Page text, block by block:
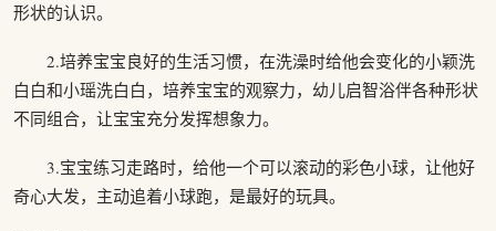
形状的认识。
2.培养宝宝良好的生活习惯，在洗澡时给他会变化的小颖洗
白白和小瑶洗白白，培养宝宝的观察力，幼儿启智浴伴各种形状
不同组合，让宝宝充分发挥想象力。
3.宝宝练习走路时，给他一个可以滚动的彩色小球，让他好
奇心大发，主动追着小球跑，是最好的玩具。